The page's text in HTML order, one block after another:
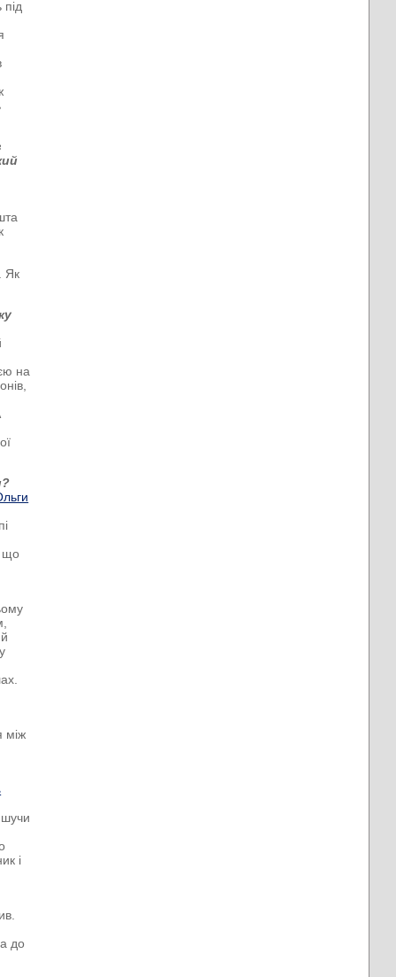
Як
на
що
між
і
до